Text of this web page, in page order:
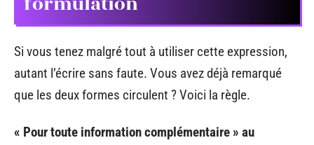
Si vous tenez malgré tout à utiliser cette expression,
autant l’écrire sans faute. Vous avez déjà remarqué
que les deux formes circulent ? Voici la règle.
« Pour toute information complémentaire » au